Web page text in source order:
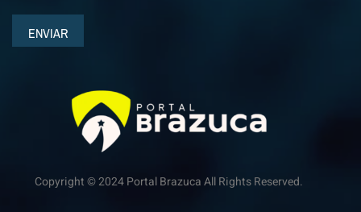
ENVIAR
Copyright © 2024 Portal Brazuca All Rights Reserved.